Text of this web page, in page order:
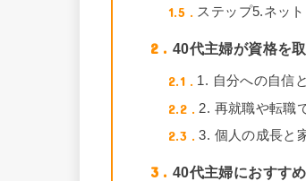
1.5 ステップ5.ネッ
2 40代主婦が資格を
2.1 1. 自分への自信
2.2 2. 再就職や転職
2.3 3. 個人の成長と
3 40代主婦におすす